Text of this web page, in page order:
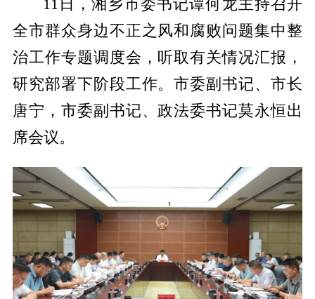
11日，湘乡市委书记谭何龙主持召开
全市群众身边不正之风和腐败问题集中整
治工作专题调度会，听取有关情况汇报，
研究部署下阶段工作。市委副书记、市长
唐宁，市委副书记、政法委书记莫永恒 出
席会议。